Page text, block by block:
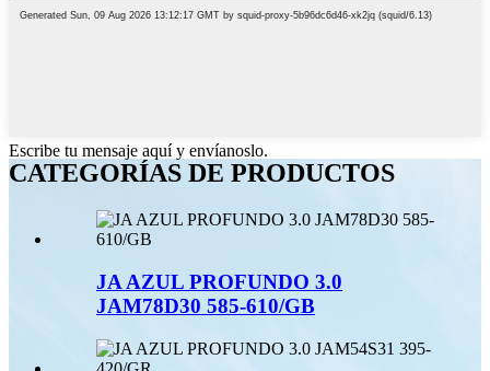
Escribe tu mensaje aquí y envíanoslo.
CATEGORÍAS DE PRODUCTOS
JA AZUL PROFUNDO 3.0
JAM78D30 585-610/GB